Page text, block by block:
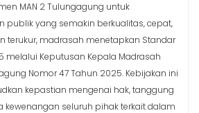
MAN 2 Tulungagung untuk
publik yang semakin berkualitas, cepat,
terukur, madrasah menetapkan Standar
melalui Keputusan Kepala Madrasah
Nomor 47 Tahun 2025. Kebijakan ini
kepastian mengenai hak, tanggung
kewenangan seluruh pihak terkait dalam